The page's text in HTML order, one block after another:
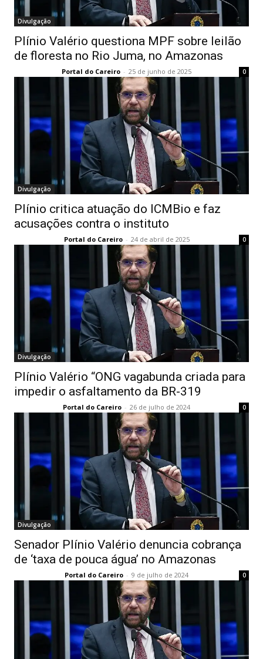
Divulgação
Plínio Valério questiona MPF sobre leilão
de floresta no Rio Juma, no Amazonas
Portal do Careiro - 25 de junho de 2025 0
Divulgação
Plínio critica atuação do ICMBio e faz
acusações contra o instituto
Portal do Careiro - 24 de abril de 2025 0
Divulgação
Plínio Valério “ONG vagabunda criada para
impedir o asfaltamento da BR-319
Portal do Careiro - 26 de julho de 2024 0
Divulgação
Senador Plínio Valério denuncia cobrança
de ‘taxa de pouca água’ no Amazonas
Portal do Careiro - 9 de julho de 2024 0